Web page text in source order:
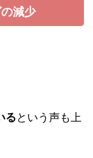
減少
るという声も上